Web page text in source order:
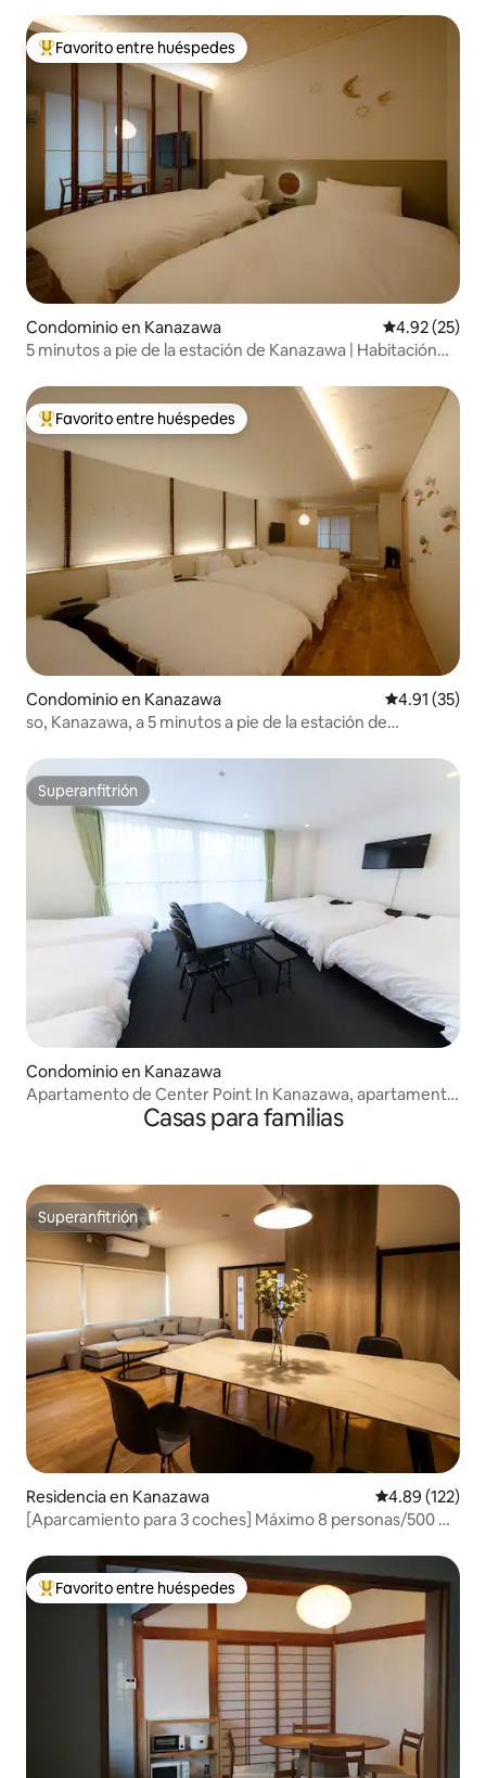
De los mejores en Favorito entre huéspedes
Favorito entre huéspedes
Condominio en Kanazawa Calificación
4.92 (25)
5 minutos a pie de la estación de Kanazawa | Habitación
De los mejores en Favorito entre huéspedes
Favorito entre huéspedes
Condominio en Kanazawa Calificación
4.91 (35)
so, Kanazawa, a 5 minutos a pie de la estación de
departamento moderno de estilo japonés 1
Superanfitrión
Superanfitrión
Condominio en Kanazawa
Apartamento de Center Point In Kanazawa, apartamento
familiar estándar.Casas para familias
Superanfitrión
Superanfitrión
Residencia en Kanazawa Calificación
4.89 (122)
[Aparcamiento para 3 coches] Máximo 8 personas/500 m
minutos de la tienda/5 minutos del
supermercado/Alquiler de un edificio renovado
De los mejores en Favorito entre huéspedes
Favorito entre huéspedes